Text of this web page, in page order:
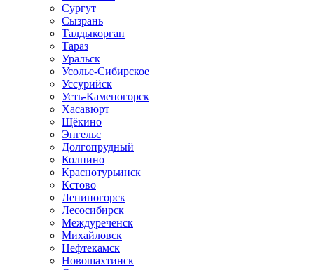
Сургут
Сызрань
Талдыкорган
Тараз
Уральск
Усолье-Сибирское
Уссурийск
Усть-Каменогорск
Хасавюрт
Щёкино
Энгельс
Долгопрудный
Колпино
Краснотурьинск
Кстово
Лениногорск
Лесосибирск
Междуреченск
Михайловск
Нефтекамск
Новошахтинск